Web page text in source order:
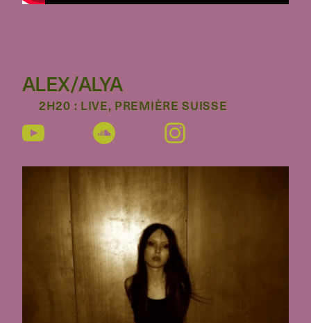
ALEX/ALYA
2H20 : LIVE, PREMIÈRE SUISSE